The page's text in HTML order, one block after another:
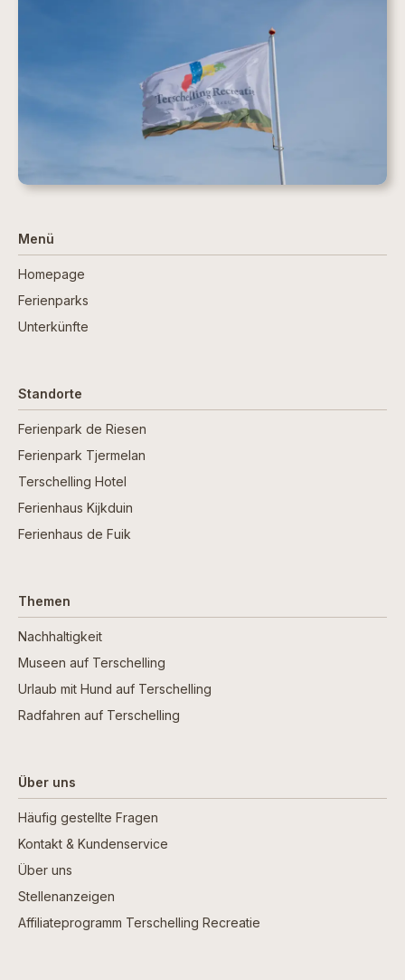
Menü
Homepage
Ferienparks
Unterkünfte
Standorte
Ferienpark de Riesen
Ferienpark Tjermelan
Terschelling Hotel
Ferienhaus Kijkduin
Ferienhaus de Fuik
Themen
Nachhaltigkeit
Museen auf Terschelling
Urlaub mit Hund auf Terschelling
Radfahren auf Terschelling
Über uns
Häufig gestellte Fragen
Kontakt & Kundenservice
Über uns
Stellenanzeigen
Affiliateprogramm Terschelling Recreatie